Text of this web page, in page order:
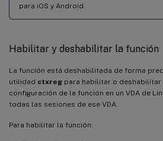
para iOS y Android.
Habilitar y deshabilitar la función
La función está deshabilitada de forma
utilidad ctxreg para habilitar o deshabilitar
configuración de la función en un VDA de
todas las sesiones de ese VDA.
Para habilitar la función: